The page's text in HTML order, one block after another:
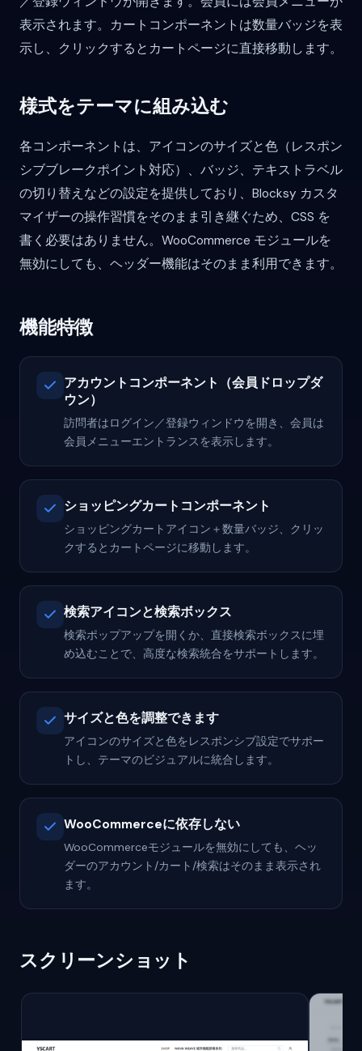
表示されます。カートコンポーネントは数量バッジを表
示し、クリックするとカートページに直接移動します。
様式をテーマに組み込む
各コンポーネントは、アイコンのサイズと色（レスポン
シブブレークポイント対応）、バッジ、テキストラベル
の切り替えなどの設定を提供しており、Blocksy カスタ
マイザーの操作習慣をそのまま引き継ぐため、CSS を
書く必要はありません。WooCommerce モジュールを
無効にしても、ヘッダー機能はそのまま利用できます。
機能特徴
アカウントコンポーネント（会員ドロップダ
ウン）
訪問者はログイン／登録ウィンドウを開き、会員は
会員メニューエントランスを表示します。
ショッピングカートコンポーネント
ショッピングカートアイコン＋数量バッジ、クリッ
クするとカートページに移動します。
検索アイコンと検索ボックス
検索ポップアップを開くか、直接検索ボックスに埋
め込むことで、高度な検索統合をサポートします。
サイズと色を調整できます
アイコンのサイズと色をレスポンシブ設定でサポー
トし、テーマのビジュアルに統合します。
WooCommerceに依存しない
WooCommerceモジュールを無効にしても、ヘッ
ダーのアカウント/カート/検索はそのまま表示され
ます。
スクリーンショット